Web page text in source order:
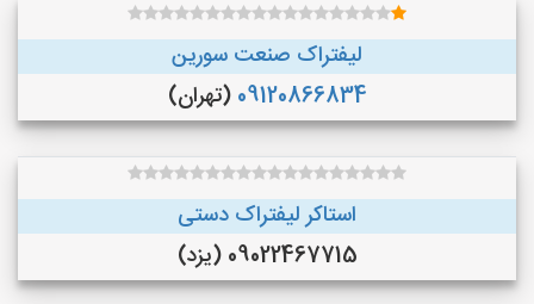
لیفتراک صنعت سورین
09120866834 (تهران)
استاکر لیفتراک دستی
09022467715 (یزد)